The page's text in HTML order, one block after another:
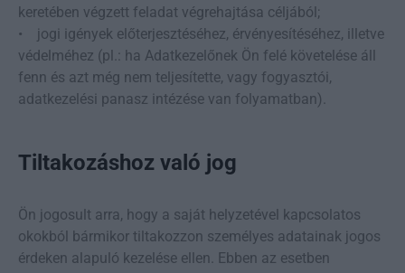
keretében végzett feladat végrehajtása céljából;
• jogi igények előterjesztéséhez, érvényesítéséhez, illetve
védelméhez (pl.: ha Adatkezelőnek Ön felé követelése áll
fenn és azt még nem teljesítette, vagy fogyasztói,
adatkezelési panasz intézése van folyamatban).
Tiltakozáshoz való jog
Ön jogosult arra, hogy a saját helyzetével kapcsolatos
okokból bármikor tiltakozzon személyes adatainak jogos
érdeken alapuló kezelése ellen. Ebben az esetben